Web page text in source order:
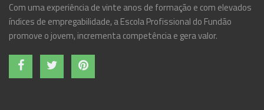
Com uma experiência de vinte anos de formação e com elevados
índices de empregabilidade, a Escola Profissional do Fundão
promove o jovem, incrementa competência e gera valor.